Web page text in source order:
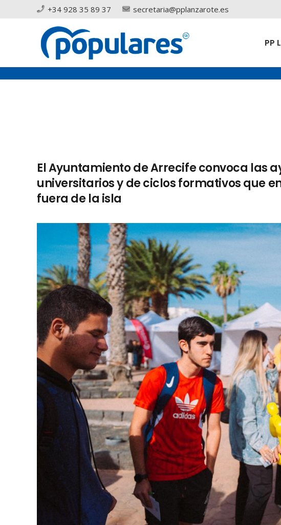
+34 928 35 89 37 secretaria@pplanzarote.es
PP
El Ayuntamiento de Arrecife convoca las
universitarios y de ciclos formativos que
fuera de la isla